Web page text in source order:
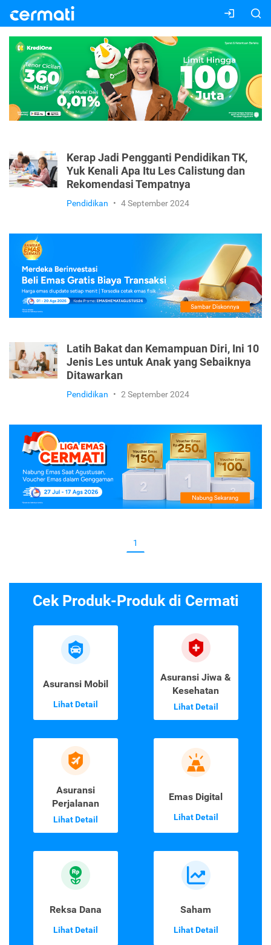
Kerap Jadi Pengganti Pendidikan TK,
Yuk Kenali Apa Itu Les Calistung dan
Rekomendasi Tempatnya
Pendidikan • 4 September 2024
Latih Bakat dan Kemampuan Diri, Ini 10
Jenis Les untuk Anak yang Sebaiknya
Ditawarkan
Pendidikan • 2 September 2024
1
Cek Produk-Produk di Cermati
Asuransi Mobil
Lihat Detail
Asuransi Jiwa &
Kesehatan
Lihat Detail
Asuransi
Perjalanan
Lihat Detail
Emas Digital
Lihat Detail
Reksa Dana
Lihat Detail
Saham
Lihat Detail